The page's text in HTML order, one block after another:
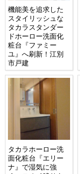
機能美を追求した
スタイリッシュな
タカラスタンダー
ドホーロー洗面化
粧台『ファミー
ユ』へ刷新！江別
市戸建
タカラホーロー洗
面化粧台『エリー
ナ』で湿気に強